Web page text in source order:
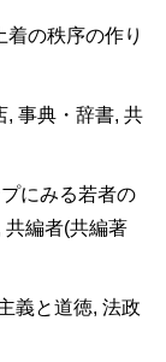
の秩序の作り
事典・辞書, 共
にみる若者の
編者(共編著
義と道徳, 法政